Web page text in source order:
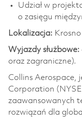
Udział w
o zasięgu
Lokalizacja:
Wyjazdy służbowe:
oraz zagraniczne).
Collins Aerospace,
Corporation
zaawansowanych
rozwiązań dla